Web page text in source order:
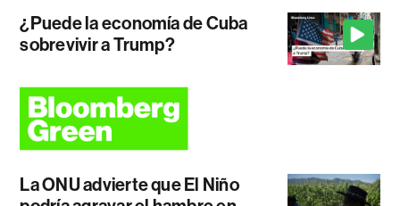
¿Puede la economía de Cuba
sobrevivir a Trump?
La ONU advierte que El Niño